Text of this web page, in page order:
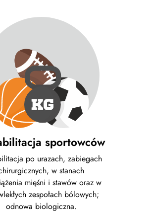
sportowców
po urazach, zabiegach
w stanach
mięśni i stawów oraz w
zespołach bólowych;
odnowa biologiczna.